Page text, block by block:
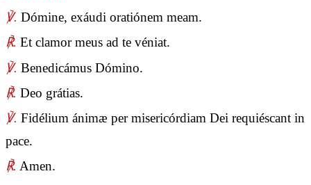
℣. Dómine, exáudi oratiónem meam.
℟. Et clamor meus ad te véniat.
℣. Benedicámus Dómino.
℟. Deo grátias.
℣. Fidélium ánimæ per misericórdiam Dei requiéscant in
pace.
℟. Amen.